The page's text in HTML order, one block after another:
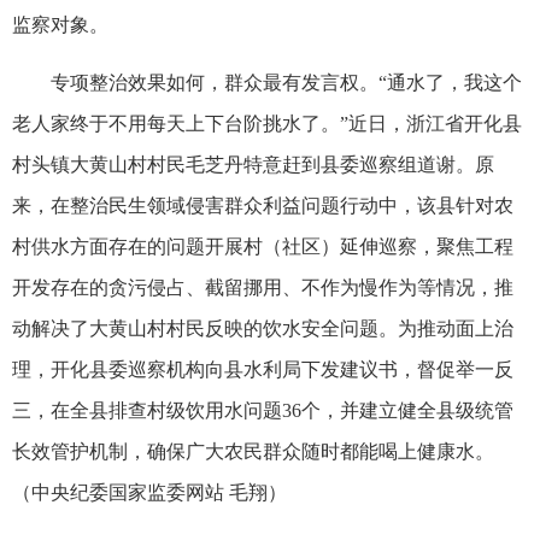
监察对象。
专项整治效果如何，群众最有发言权。“通水了，我这个
老人家终于不用每天上下台阶挑水了。”近日，浙江省开化县
村头镇大黄山村村民毛芝丹特意赶到县委巡察组道谢。原
来，在整治民生领域侵害群众利益问题行动中，该县针对农
村供水方面存在的问题开展村（社区）延伸巡察，聚焦工程
开发存在的贪污侵占、截留挪用、不作为慢作为等情况，推
动解决了大黄山村村民反映的饮水安全问题。为推动面上治
理，开化县委巡察机构向县水利局下发建议书，督促举一反
三，在全县排查村级饮用水问题36个，并建立健全县级统管
长效管护机制，确保广大农民群众随时都能喝上健康水。
（中央纪委国家监委网站 毛翔）